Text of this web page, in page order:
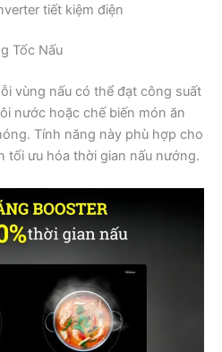
tiết kiệm điện
Tốc Nấu
vùng nấu có thể đạt công suất
nước hoặc chế biến món ăn
Tính năng này phù hợp cho
tối ưu hóa thời gian nấu nướng.